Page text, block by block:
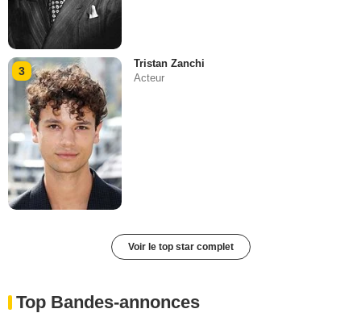
3
Tristan Zanchi
Acteur
Voir le top star complet
Top Bandes-annonces